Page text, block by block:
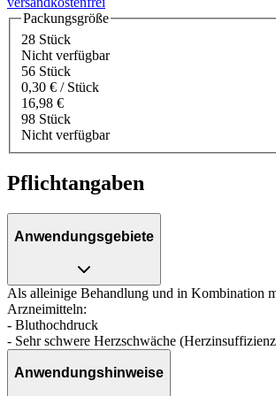
Packungsgröße
28 Stück
Nicht verfügbar
56 Stück
0,30 € / Stück
16,98 €
98 Stück
Nicht verfügbar
Pflichtangaben
Anwendungsgebiete
Als alleinige Behandlung und in Kombination
Arzneimitteln:
- Bluthochdruck
- Sehr schwere Herzschwäche
Anwendungshinweise